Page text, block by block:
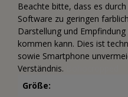
Beachte bitte, dass es
Software zu geringen
Darstellung und
kommen kann. Dies ist
sowie Smartphone
Verständnis.
Größe: